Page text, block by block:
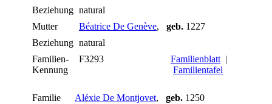
Beziehung natural
Mutter
Béatrice De Genève, geb. 1227
Beziehung natural
Familien-
Kennung
F3293 Familienblatt|
Familientafel
Familie Aléxie De Montjovet, geb. 1250